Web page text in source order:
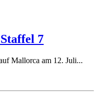
7
Mallorca am 12. Juli...